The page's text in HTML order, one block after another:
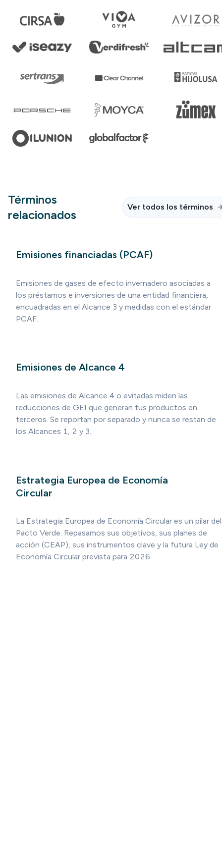
Términos
relacionados
Ver todos los términos
Emisiones financiadas (PCAF)
Emisiones de gases de efecto invernadero asociadas a
los préstamos e inversiones de una entidad financiera,
encuadradas en el Alcance 3 y medidas con el estándar
PCAF.
Emisiones de Alcance 4
Las emisiones de Alcance 4 o evitadas miden las
reducciones de GEI que generan tus productos en
terceros. Se reportan por separado y nunca se restan de
los Alcances 1, 2 y 3.
Estrategia Europea de Economía
Circular
La Estrategia Europea de Economía Circular es un pilar del
Pacto Verde. Repasamos sus objetivos, sus planes de
acción (CEAP), sus instrumentos clave y la futura Ley de
Economía Circular prevista para 2026.